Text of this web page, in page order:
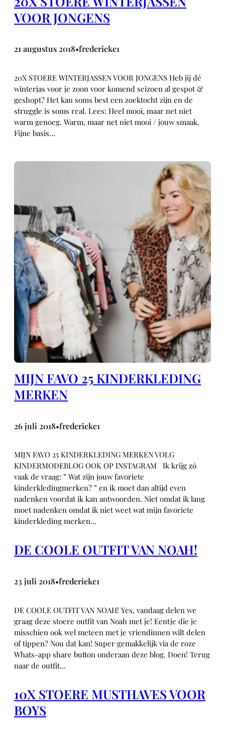
VOOR JONGENS
21 augustus 2018•frederieke1
20X STOERE WINTERJASSEN VOOR JONGENS Heb jij dé
winterjas voor je zoon voor komend seizoen al gespot &
geshopt? Het kan soms best een zoektocht zijn en de
struggle is soms real. Lees: Heel mooi, maar net niet
warm genoeg. Warm, maar net niet mooi / jouw smaak.
Fijne basis…
MIJN FAVO 25 KINDERKLEDING
MERKEN
26 juli 2018•frederieke1
MIJN FAVO 25 KINDERKLEDING MERKEN VOLG
KINDERMODEBLOG OOK OP INSTAGRAM Ik krijg zó
vaak de vraag: ” Wat zijn jouw favoriete
kinderkledingmerken? ” en ik moet dan altijd even
nadenken voordat ik kan antwoorden. Niet omdat ik lang
moet nadenken omdat ik niet weet wat mijn favoriete
kinderkleding merken…
DE COOLE OUTFIT VAN NOAH!
23 juli 2018•frederieke1
DE COOLE OUTFIT VAN NOAH! Yes, vandaag delen we
graag deze stoere outfit van Noah met je! Eentje die je
misschien ook wel meteen met je vriendinnen wilt delen
of tippen? Nou dat kan! Super gemakkelijk via de roze
Whats-app share button onderaan deze blog. Doen! Terug
naar de outfit…
10X STOERE MUSTHAVES VOOR
BOYS